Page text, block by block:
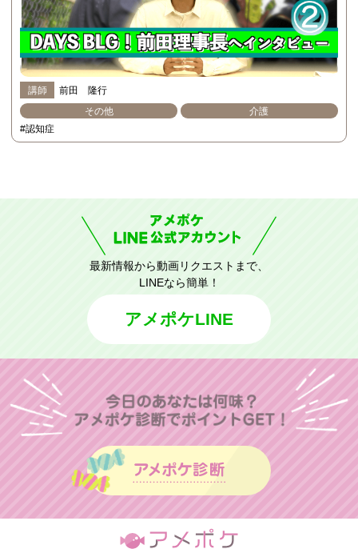
講師
前田 隆行
その他
介護
#認知症
最新情報から動画リクエストまで、
LINEなら簡単！
アメポケLINE